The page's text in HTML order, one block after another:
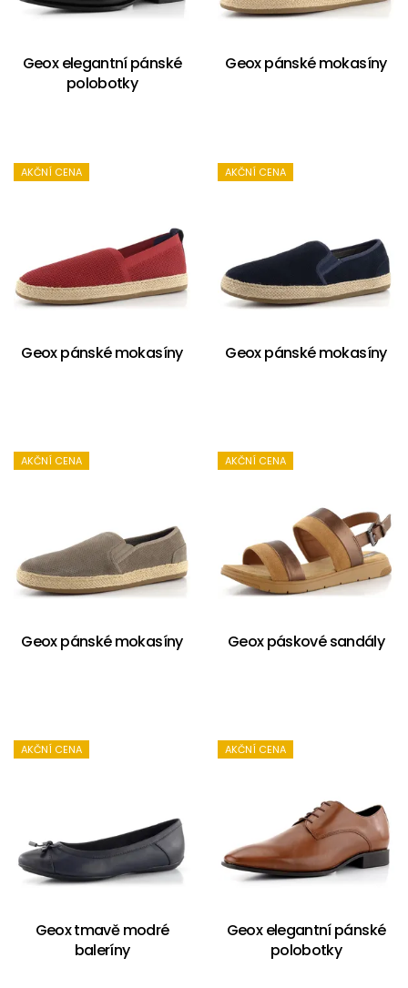
Geox elegantní pánské
polobotky
Geox pánské mokasíny
AKČNÍ CENA
Geox pánské mokasíny
AKČNÍ CENA
Geox pánské mokasíny
AKČNÍ CENA
Geox pánské mokasíny
AKČNÍ CENA
Geox páskové sandály
AKČNÍ CENA
Geox tmavě modré
baleríny
AKČNÍ CENA
Geox elegantní pánské
polobotky